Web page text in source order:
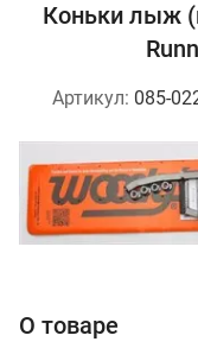
Коньки лыж
Артикул: 085-
О товаре